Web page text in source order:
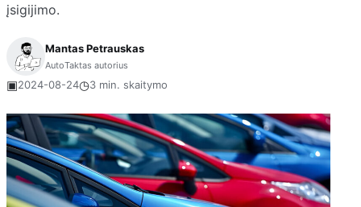
įsigijimo.
Mantas Petrauskas
AutoTaktas autorius
▣2024-08-24◷3 min. skaitymo